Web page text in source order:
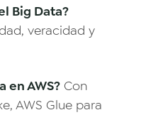
Big Data?
veracidad y
en AWS? Con
AWS Glue para